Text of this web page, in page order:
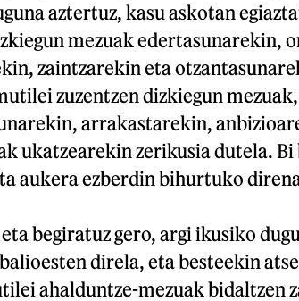
aztertuz, kasu askotan
mezuak edertasunarekin,
zaintzarekin eta
zuzentzen dizkiegun
arrakastarekin,
ukatzearekin zerikusia dutela. Bi
aukera ezberdin bihurtuko
begiratuz gero, argi ikusiko
direla, eta besteekin
ahalduntze-mezuak bidaltzen